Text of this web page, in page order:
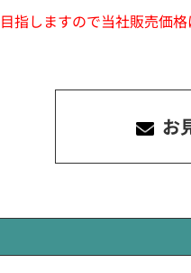
指しますので当社販売価
お